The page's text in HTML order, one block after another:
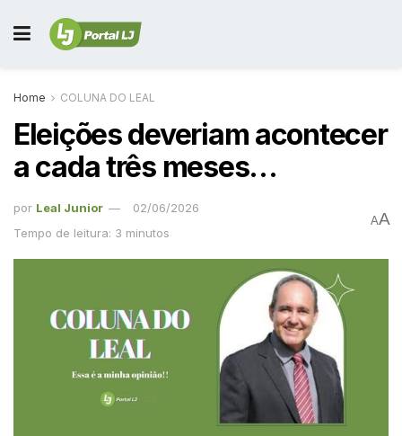
Home COLUNA DO LEAL
Eleições deveriam acontecer
a cada três meses…
por Leal Junior
02/06/2026
Tempo de leitura: 3 minutos
AA